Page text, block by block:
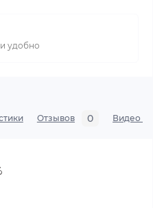
удобно
Отзывов 0 Видео